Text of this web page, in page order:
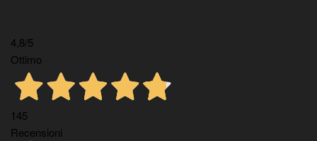
4,8/5
Ottimo
145
Recensioni